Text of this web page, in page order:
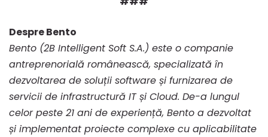
Despre Bento
Bento (2B Intelligent Soft S.A.) este o companie
antreprenorială românească, specializată în
dezvoltarea de soluții software și furnizarea de
servicii de infrastructură IT și Cloud. De-a lungul
celor peste 21 ani de experiență, Bento a dezvoltat
și implementat proiecte complexe cu aplicabilitate